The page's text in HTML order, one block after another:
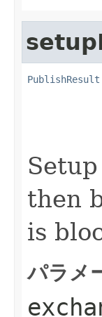
PublishResult
then
is
パラメ